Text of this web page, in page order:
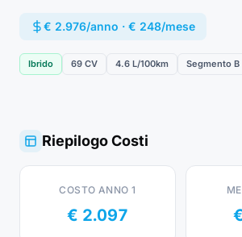
€ 2.976/anno · € 248/mese
Ibrido 69 CV 4.6 L/100km Segmento B
Riepilogo Costi
COSTO ANNO 1
€ 2.097